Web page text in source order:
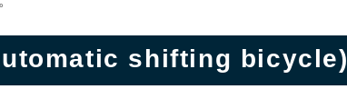
shifting bicycle)